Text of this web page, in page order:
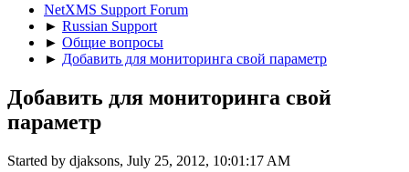
NetXMS Support Forum
► Russian Support
► Общие вопросы
► Добавить для мониторинга свой параметр
Добавить для мониторинга свой
параметр
Started by djaksons, July 25, 2012, 10:01:17 AM